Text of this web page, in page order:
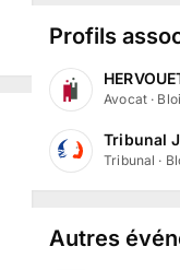
Profils
Avocat ·
Tribunal
Tribunal ·
Autres